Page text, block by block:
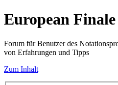
European
Forum für Benutzer des
von Erfahrungen und Tipps
Zum Inhalt